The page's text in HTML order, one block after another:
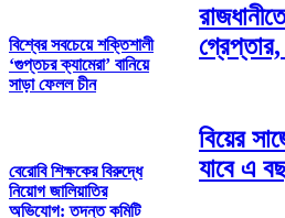
বিশ্বের সবচেয়ে শক্তিশালী
‘গুপ্তচর ক্যামেরা’ বানিয়ে
সাড়া ফেলল চীন
বেরোবি শিক্ষকের বিরুদ্ধে
নিয়োগ জালিয়াতির
অভিযোগ: তদন্ত কমিটি
বিয়ের
যাবে এ